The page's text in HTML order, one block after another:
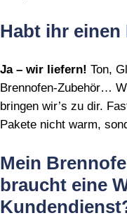
Habt ihr
Ja – wir liefern! Ton,
Brennofen‑Zubehör…
bringen wir’s zu dir.
Pakete nicht warm,
Mein
braucht eine